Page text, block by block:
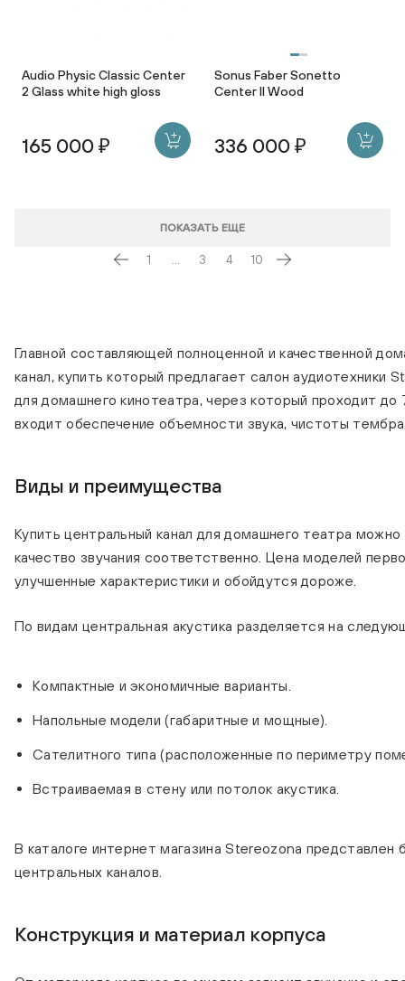
Audio Physic Classic Center
2 Glass white high gloss
165 000 ₽
Sonus Faber Sonetto
Center II Wood
336 000 ₽
ПОКАЗАТЬ ЕЩЕ
1 ... 3 4 10
Главной составляющей полноценной и качественной
канал, купить который предлагает салон
для домашнего кинотеатра, через который проходит
входит обеспечение объемности звука, чистоты
Виды и преимущества
Купить центральный канал для домашнего театра
качество звучания соответственно. Цена моделей
улучшенные характеристики и обойдутся дороже.
По видам центральная акустика разделяется на
Компактные и экономичные варианты.
Напольные модели (габаритные и мощные).
Сателитного типа (расположенные по периметру
Встраиваемая в стену или потолок акустика.
В каталоге интернет магазина Stereozona
центральных каналов.
Конструкция и материал корпуса